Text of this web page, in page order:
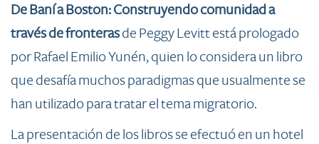
De Baní a Boston: Construyendo comunidad a
través de fronterasde Peggy Levitt está prologado
por Rafael Emilio Yunén, quien lo considera un libro
que desafía muchos paradigmas que usualmente se
han utilizado para tratar el tema migratorio.
La presentación de los libros se efectuó en un hotel